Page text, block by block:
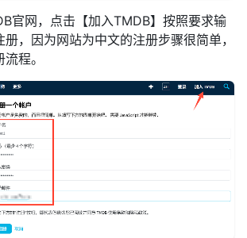
官网，点击【加入TMDB】按照要求输
，因为网站为中文的注册步骤很简单，
程。